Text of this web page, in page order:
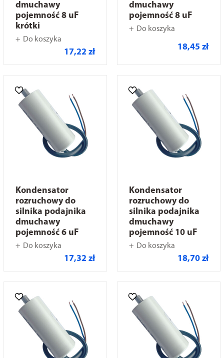
dmuchawy
pojemność 8 uF
krótki
Do koszyka
17,22 zł
dmuchawy
pojemność 8 uF
Do koszyka
18,45 zł
Kondensator
rozruchowy do
silnika podajnika
dmuchawy
pojemność 6 uF
Do koszyka
17,32 zł
Kondensator
rozruchowy do
silnika podajnika
dmuchawy
pojemność 10 uF
Do koszyka
18,70 zł